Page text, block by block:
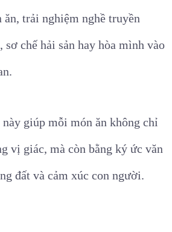
ăn, trải nghiệm nghề truyền
chế hải sản hay hòa mình vào
giúp mỗi món ăn không chỉ
vị giác, mà còn bằng ký ức văn
đất và cảm xúc con người.